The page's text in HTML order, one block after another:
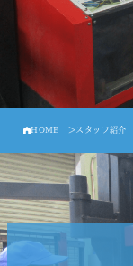
HOME スタッフ紹介